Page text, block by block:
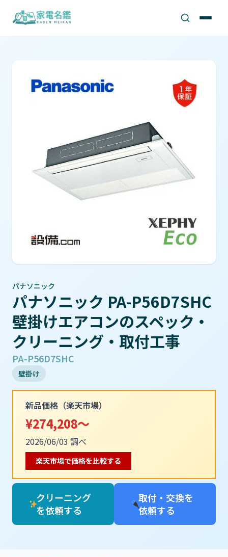
パナソニック
パナソニック PA-P56D7SHC
壁掛けエアコンのスペック・
クリーニング・取付工事
PA-P56D7SHC
壁掛け
新品価格（楽天市場）
¥274,208～
2026/06/03 調べ
楽天市場で価格を比較する
クリーニング
を依頼する
取付・交換を
依頼する